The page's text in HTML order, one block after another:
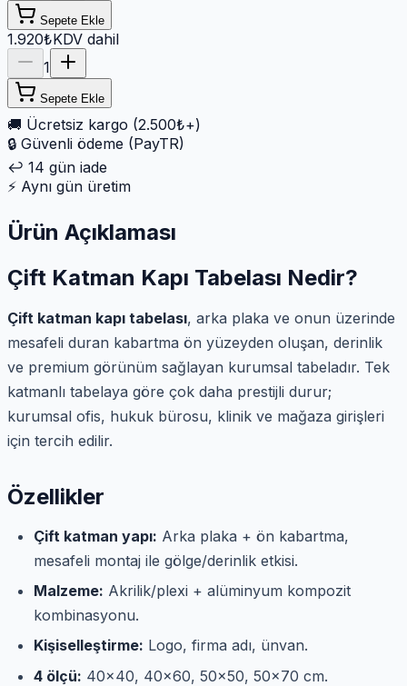
Sepete Ekle
1.920₺KDV dahil
1
Sepete Ekle
🚚 Ücretsiz kargo (2.500₺+)
🔒 Güvenli ödeme (PayTR)
↩️ 14 gün iade
⚡ Aynı gün üretim
Ürün Açıklaması
Çift Katman Kapı Tabelası Nedir?
Çift katman kapı tabelası, arka plaka ve onun üzerinde
mesafeli duran kabartma ön yüzeyden oluşan, derinlik
ve premium görünüm sağlayan kurumsal tabeladır. Tek
katmanlı tabelaya göre çok daha prestijli durur;
kurumsal ofis, hukuk bürosu, klinik ve mağaza girişleri
için tercih edilir.
Özellikler
Çift katman yapı: Arka plaka + ön kabartma,
mesafeli montaj ile gölge/derinlik etkisi.
Malzeme: Akrilik/plexi + alüminyum kompozit
kombinasyonu.
Kişiselleştirme: Logo, firma adı, ünvan.
4 ölçü: 40×40, 40×60, 50×50, 50×70 cm.